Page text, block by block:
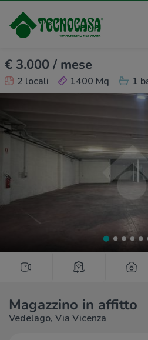
€ 3.000 / mese
2 locali 1400 Mq 1
Magazzino in affitto
Vedelago, Via Vicenza